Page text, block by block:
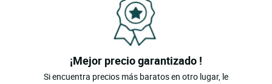
¡Mejor precio garantizado !
Si encuentra precios más baratos en otro lugar, le